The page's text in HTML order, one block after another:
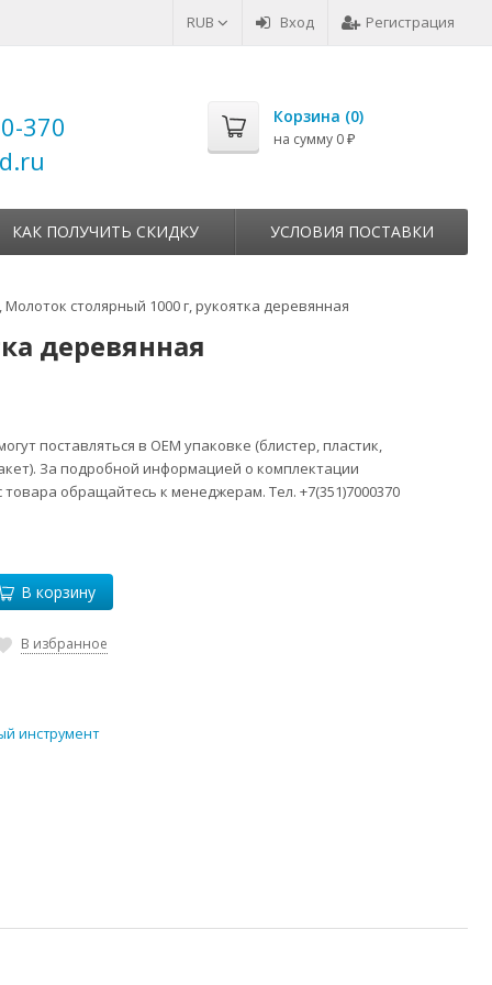
RUB Вход Регистрация
370
Корзина (0)
на сумму 0 ₽
КАК ПОЛУЧИТЬ СКИДКУ УСЛОВИЯ ПОСТАВКИ
Молоток столярный 1000 г, рукоятка деревянная
деревянная
поставляться в ОЕМ упаковке (блистер, пластик,
За подробной информацией о комплектации
обращайтесь к менеджерам. Тел. +7(351)7000370
В корзину
В избранное
инструмент